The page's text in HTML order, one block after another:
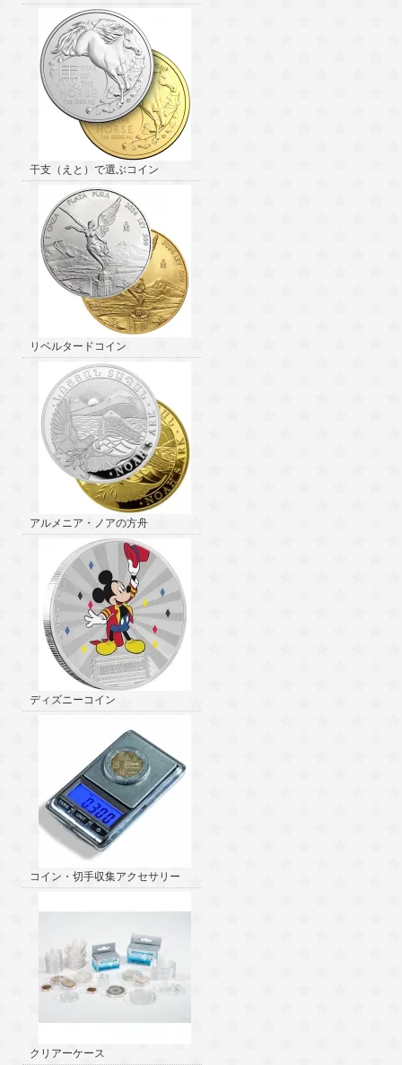
干支（えと）で選ぶコイン
リベルタードコイン
アルメニア・ノアの方舟
ディズニーコイン
コイン・切手収集アクセサリー
クリアーケース